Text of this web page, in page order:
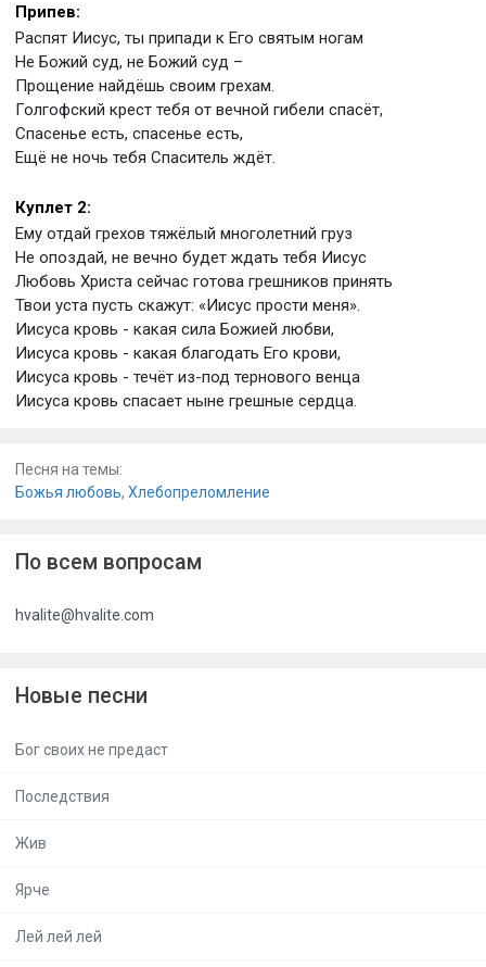
Припев:
Распят Иисус, ты припади к Его святым ногам
Не Божий суд, не Божий суд –
Прощение найдёшь своим грехам.
Голгофский крест тебя от вечной гибели спасёт,
Спасенье есть, спасенье есть,
Ещё не ночь тебя Спаситель ждёт.
Куплет 2:
Ему отдай грехов тяжёлый многолетний груз
Не опоздай, не вечно будет ждать тебя Иисус
Любовь Христа сейчас готова грешников принять
Твои уста пусть скажут: «Иисус прости меня».
Иисуса кровь - какая сила Божией любви,
Иисуса кровь - какая благодать Его крови,
Иисуса кровь - течёт из-под тернового венца
Иисуса кровь спасает ныне грешные сердца.
Песня на темы:
Божья любовь, Хлебопреломление
По всем вопросам
hvalite@hvalite.com
Новые песни
Бог своих не предаст
Последствия
Жив
Ярче
Лей лей лей